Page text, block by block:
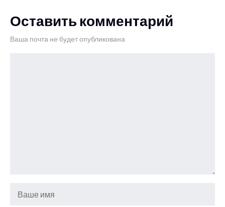
Оставить комментарий
Ваша почта не будет опубликована